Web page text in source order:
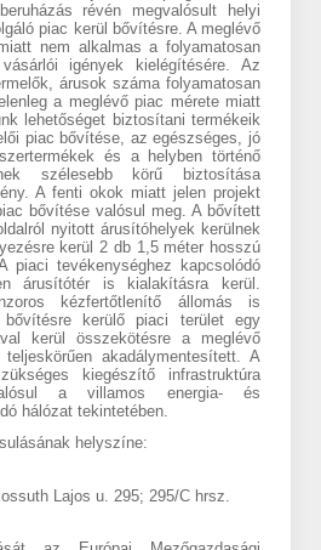
révén megvalósult helyi
piac kerül bővítésre. A meglévő
nem alkalmas a folyamatosan
igények kielégítésére. Az
árusok száma folyamatosan
a meglévő piac mérete miatt
lehetőséget biztosítani termékeik
piac bővítése, az egészséges, jó
és a helyben történő
szélesebb körű biztosítása
A fenti okok miatt jelen projekt
bővítése valósul meg. A bővített
nyitott árusítóhelyek kerülnek
kerül 2 db 1,5 méter hosszú
piaci tevékenységhez kapcsolódó
árusítótér is kialakításra kerül.
kézfertőtlenítő állomás is
bővítésre kerülő piaci terület egy
kerül összekötésre a meglévő
akadálymentesített. A
kiegészítő infrastruktúra
a villamos energia- és
hálózat tekintetében.
helyszíne:
Lajos u. 295; 295/C hrsz.